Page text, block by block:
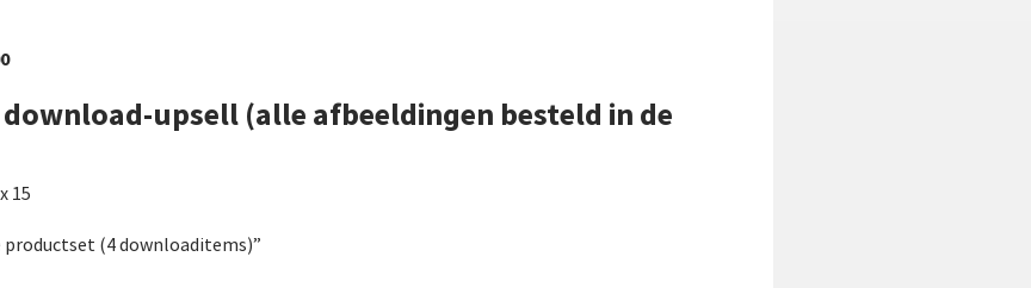
upsell (alle afbeeldingen besteld in de
15
(4 downloaditems)”